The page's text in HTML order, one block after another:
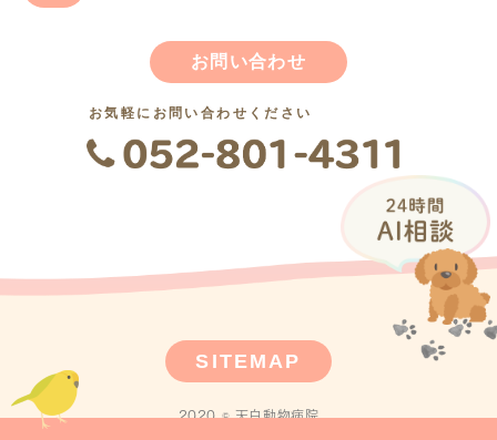
お問い合わせ
お気軽にお問い合わせください
SITEMAP
2020 © 天白動物病院